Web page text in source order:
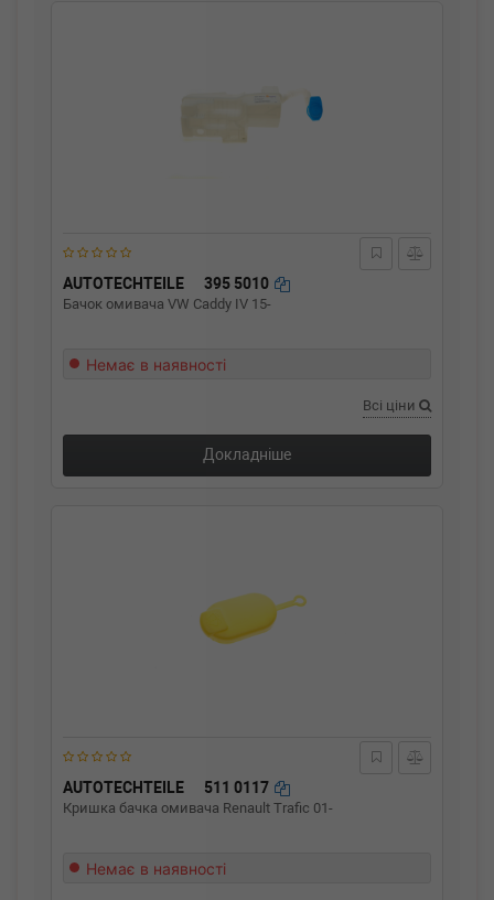
AUTOTECHTEILE 395 5010
Бачок омивача VW Caddy IV 15-
Немає в наявності
Всі ціни
Докладніше
AUTOTECHTEILE 511 0117
Кришка бачка омивача Renault Trafic 01-
Немає в наявності